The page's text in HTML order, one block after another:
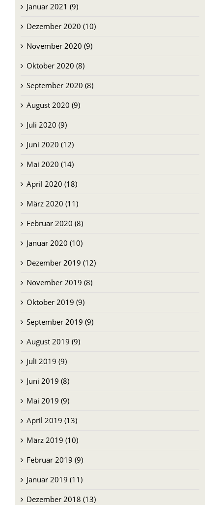
Januar 2021 (9)
Dezember 2020 (10)
November 2020 (9)
Oktober 2020 (8)
September 2020 (8)
August 2020 (9)
Juli 2020 (9)
Juni 2020 (12)
Mai 2020 (14)
April 2020 (18)
März 2020 (11)
Februar 2020 (8)
Januar 2020 (10)
Dezember 2019 (12)
November 2019 (8)
Oktober 2019 (9)
September 2019 (9)
August 2019 (9)
Juli 2019 (9)
Juni 2019 (8)
Mai 2019 (9)
April 2019 (13)
März 2019 (10)
Februar 2019 (9)
Januar 2019 (11)
Dezember 2018 (13)